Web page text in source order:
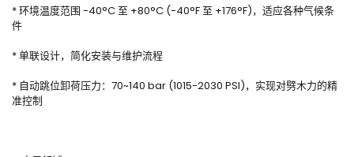
* 环境温度范围 -40°C 至 +80°C (-40°F 至 +176°F)，适应各种气候条
件
* 单联设计，简化安装与维护流程
* 自动跳位卸荷压力：70~140 bar (1015-2030 PSI)，实现对劈木力的精
准控制